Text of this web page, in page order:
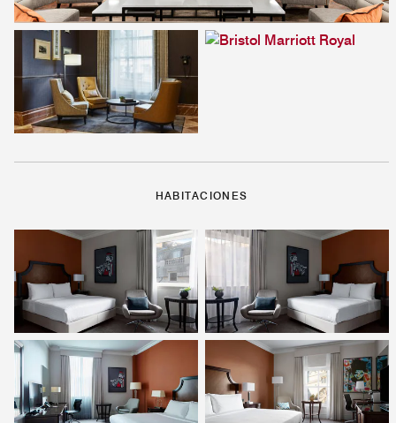
HABITACIONES